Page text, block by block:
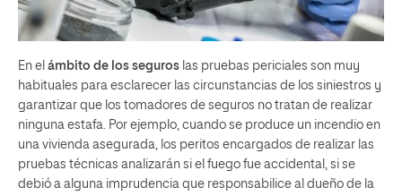
En el ámbito de los seguros las pruebas periciales son muy
habituales para esclarecer las circunstancias de los siniestros y
garantizar que los tomadores de seguros no tratan de realizar
ninguna estafa. Por ejemplo, cuando se produce un incendio en
una vivienda asegurada, los peritos encargados de realizar las
pruebas técnicas analizarán si el fuego fue accidental, si se
debió a alguna imprudencia que responsabilice al dueño de la